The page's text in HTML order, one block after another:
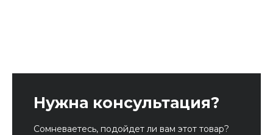
Нужна консультация?
Сомневаетесь, подойдет ли вам этот товар?